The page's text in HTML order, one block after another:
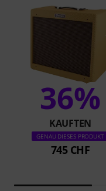
36%
KAUFTEN
GENAU DIESES PRODUKT
745 CHF